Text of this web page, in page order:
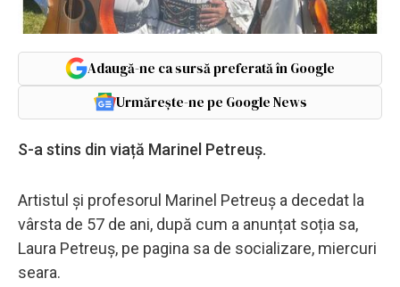
Adaugă-ne ca sursă preferată în Google
Urmărește-ne pe Google News
S-a stins din viață Marinel Petreuș.
Artistul și profesorul Marinel Petreuş a decedat la
vârsta de 57 de ani, după cum a anunțat soția sa,
Laura Petreuş, pe pagina sa de socializare, miercuri
seara.